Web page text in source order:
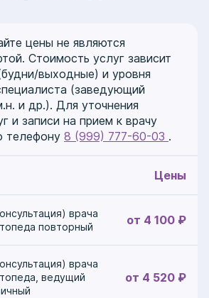
и
«На
день
с двух-
и говорят: "У
что делать?" А я
до 5-6 лет стопа
из-за жировой
"маскирует"
покупать
стельки,
паникуют — а
Главное —
физиологическое
цены не являются
Стоимость услуг зависит
выходные) и уровня
(заведующий
и др.). Для уточнения
и записи на прием к врачу
телефону 8 (999) 777-60-03 .
Цены
врача
повторный
от 4 100 ₽
врача
ведущий
от 4 520 ₽